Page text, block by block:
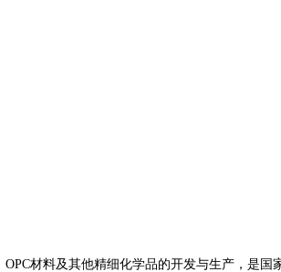
OPC材料及其他精细化学品的开发与生产，是国